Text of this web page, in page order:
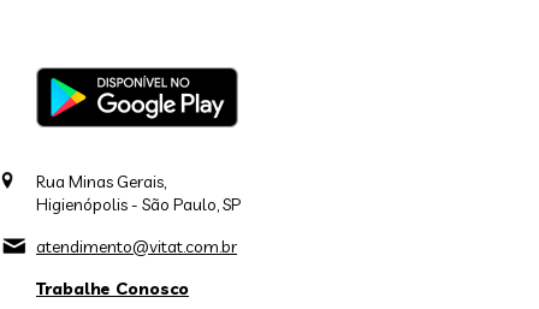
Rua Minas Gerais,
Higienópolis - São Paulo, SP
atendimento@vitat.com.br
Trabalhe Conosco